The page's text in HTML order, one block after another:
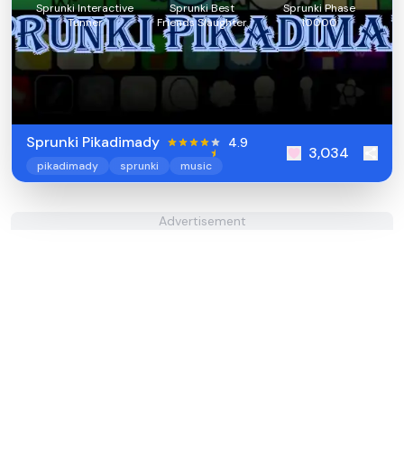
Sprunki Interactive
Tunner
Sprunki Best
Friends Slaughter
Sprunki Phase
10000
Sprunki Pikadimady 4.9
pikadimady sprunki music
3,034
Advertisement